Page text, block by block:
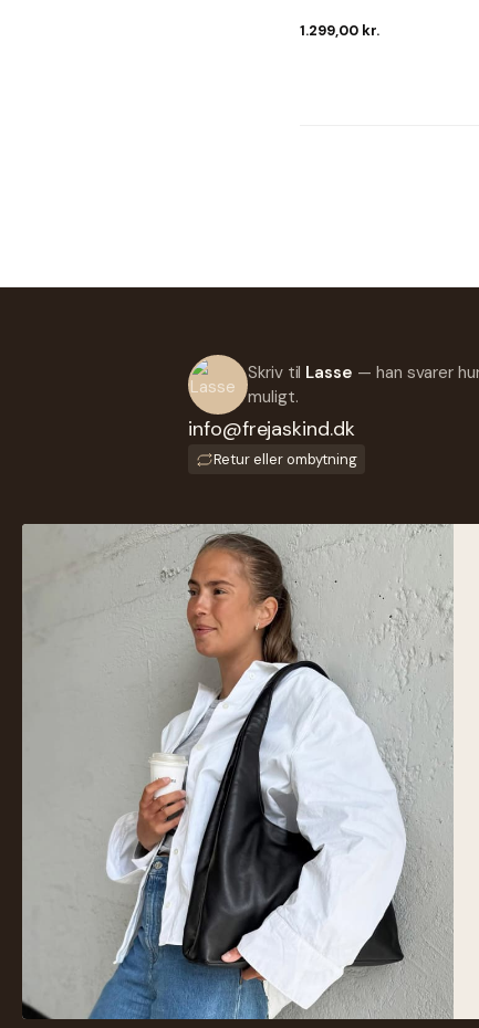
1.299,00 kr.
Skriv til Lasse — han svarer
muligt.
info@frejaskind.dk
Retur eller ombytning
Familieejet læder- og skindbutik
fra Silkeborg. Hånd-plukket læder
af højeste kvalitet siden 1986.
BUTIK & SHOWROOM
Tværgade 8 · 8600 Silkeborg
info@frejaskind.dk
CVR 12409036
© 2026 Freja Skind ApS Handelsbetingelser